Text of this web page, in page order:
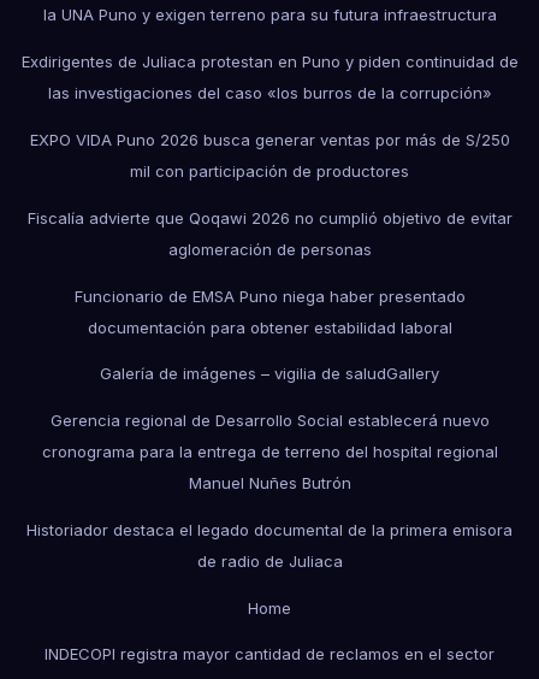
la UNA Puno y exigen terreno para su futura infraestructura
Exdirigentes de Juliaca protestan en Puno y piden continuidad de
las investigaciones del caso «los burros de la corrupción»
EXPO VIDA Puno 2026 busca generar ventas por más de S/250
mil con participación de productores
Fiscalía advierte que Qoqawi 2026 no cumplió objetivo de evitar
aglomeración de personas
Funcionario de EMSA Puno niega haber presentado
documentación para obtener estabilidad laboral
Galería de imágenes – vigilia de saludGallery
Gerencia regional de Desarrollo Social establecerá nuevo
cronograma para la entrega de terreno del hospital regional
Manuel Nuñes Butrón
Historiador destaca el legado documental de la primera emisora
de radio de Juliaca
Home
INDECOPI registra mayor cantidad de reclamos en el sector